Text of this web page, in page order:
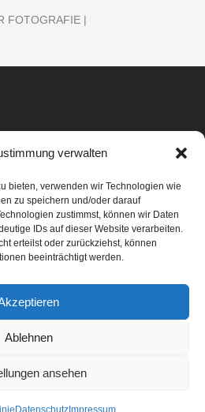
verwalten
bieten, verwenden wir Technologien wie
zu speichern und/oder darauf
zustimmst, können wir Daten
IDs auf dieser Website verarbeiten.
erteilst oder zurückziehst, können
beeinträchtigt werden.
Ablehnen
ansehen
Datenschutz Impressum
FOTOGRAFIE |